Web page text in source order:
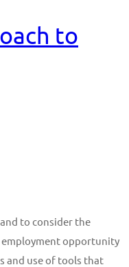
to
to consider the
employment opportunity
and use of tools that